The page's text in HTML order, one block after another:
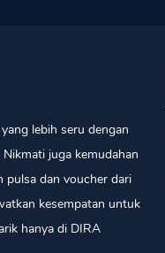
lebih seru dengan
juga kemudahan
pulsa dan voucher dari
kesempatan untuk
hanya di DIRA